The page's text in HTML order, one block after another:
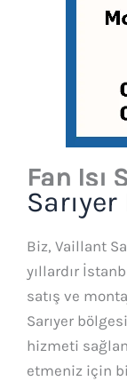
Fan Isı
Biz, Vaillant
yıllardır
satış ve
Sarıyer
hizmeti
etmeniz için